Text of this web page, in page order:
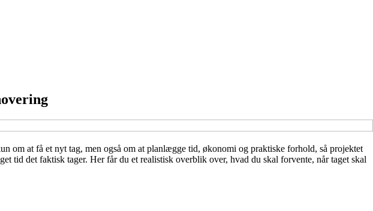
om at få et nyt tag, men også om at planlægge tid, økonomi og praktiske forhold, så projektet
tid det faktisk tager. Her får du et realistisk overblik over, hvad du skal forvente, når taget skal